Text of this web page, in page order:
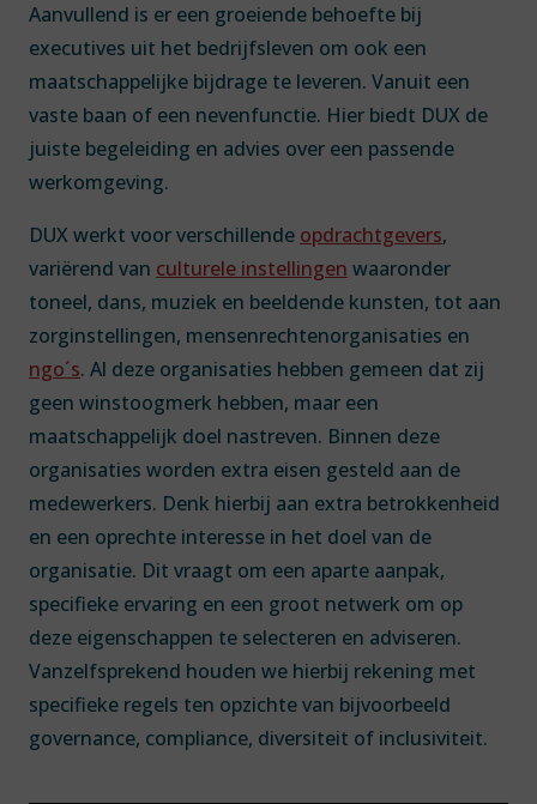
Aanvullend is er een groeiende behoefte bij
executives uit het bedrijfsleven om ook een
maatschappelijke bijdrage te leveren. Vanuit een
vaste baan of een nevenfunctie. Hier biedt DUX de
juiste begeleiding en advies over een passende
werkomgeving.
DUX werkt voor verschillende opdrachtgevers,
variërend van culturele instellingen waaronder
toneel, dans, muziek en beeldende kunsten, tot aan
zorginstellingen, mensenrechtenorganisaties en
ngo´s. Al deze organisaties hebben gemeen dat zij
geen winstoogmerk hebben, maar een
maatschappelijk doel nastreven. Binnen deze
organisaties worden extra eisen gesteld aan de
medewerkers. Denk hierbij aan extra betrokkenheid
en een oprechte interesse in het doel van de
organisatie. Dit vraagt om een aparte aanpak,
specifieke ervaring en een groot netwerk om op
deze eigenschappen te selecteren en adviseren.
Vanzelfsprekend houden we hierbij rekening met
specifieke regels ten opzichte van bijvoorbeeld
governance, compliance, diversiteit of inclusiviteit.